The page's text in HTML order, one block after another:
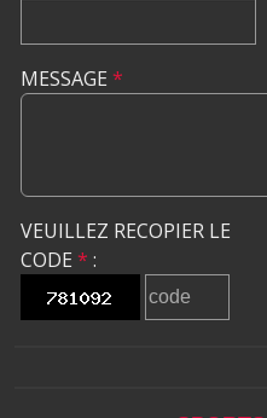
MESSAGE *
VEUILLEZ RECOPIER LE
CODE * :